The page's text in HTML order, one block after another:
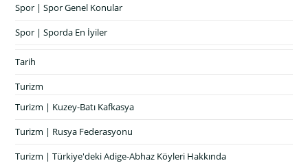
Spor | Spor Genel Konular
Spor | Sporda En İyiler
Tarih
Turizm
Turizm | Kuzey-Batı Kafkasya
Turizm | Rusya Federasyonu
Turizm | Türkiye'deki Adige-Abhaz Köyleri Hakkında